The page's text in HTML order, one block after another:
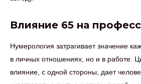
Влияние 65 на
Нумерология затрагивает значение
в личных отношениях, но и в работе.
влияние, с одной стороны, дает